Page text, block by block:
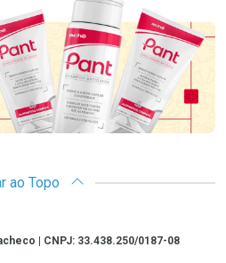
ao Topo
| CNPJ: 33.438.250/0187-08